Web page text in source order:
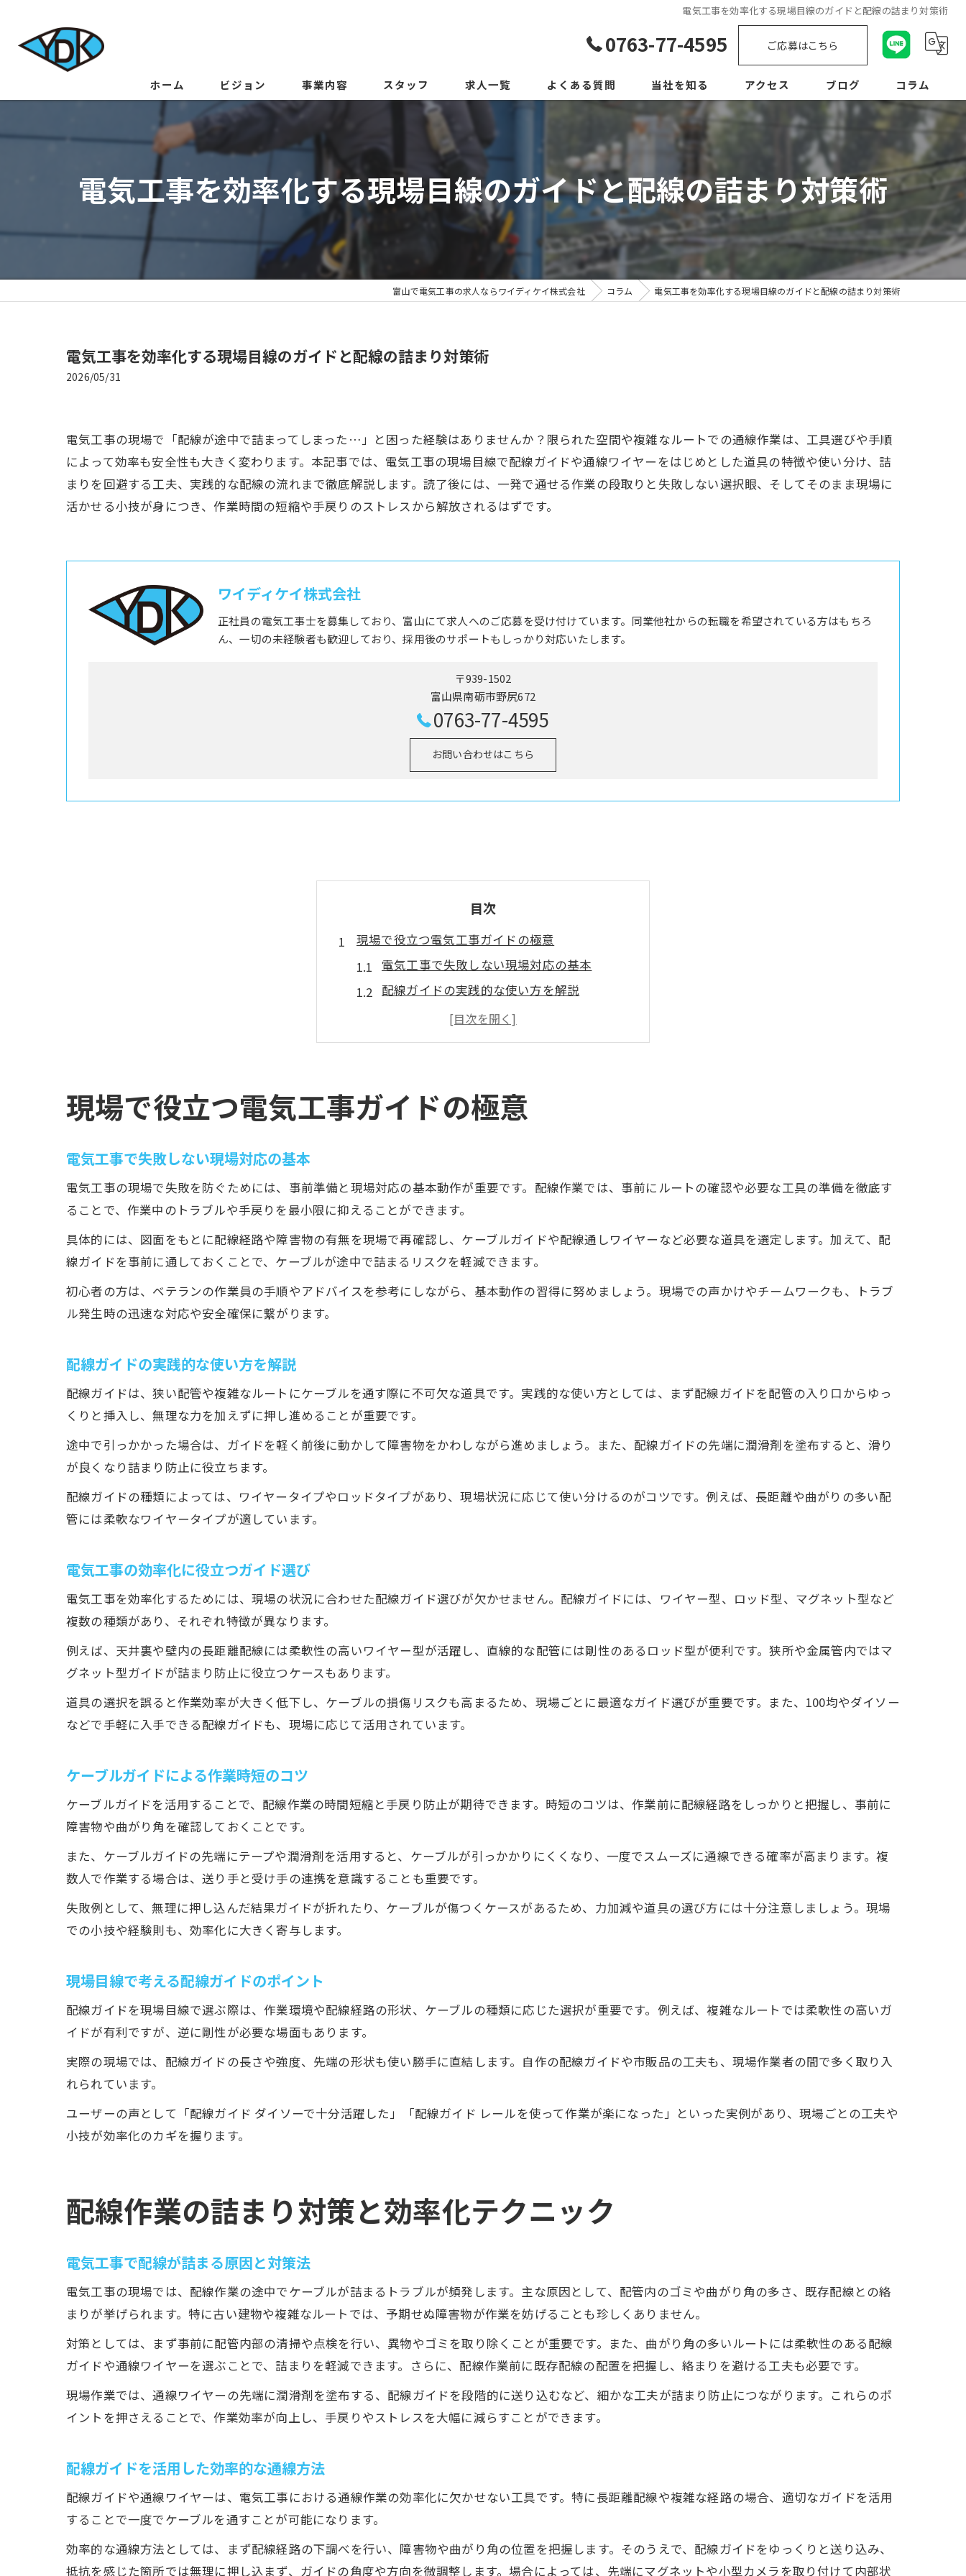
電気工事を効率化する現場目線のガイドと配線の詰まり対策術
0763-77-4595 ご応募はこちら
ホーム ビジョン 事業内容 スタッフ 求人一覧 よくある質問 当社を知る
未経験
転職
正社員
アクセス ブログ コラム
電気工事を効率化する現場目線のガイドと配線の詰まり対策術
富山で電気工事の求人ならワイディケイ株式会社 コラム 電気工事を効率化する現場目線のガイドと配線の詰まり対策術
電気工事を効率化する現場目線のガイドと配線の詰まり対策術
2026/05/31
電気工事の現場で「配線が途中で詰まってしまった…」と困った経験はありませんか？限られた空間や複雑なルートでの通線作業は、工具選びや手順
によって効率も安全性も大きく変わります。本記事では、電気工事の現場目線で配線ガイドや通線ワイヤーをはじめとした道具の特徴や使い分け、詰
まりを回避する工夫、実践的な配線の流れまで徹底解説します。読了後には、一発で通せる作業の段取りと失敗しない選択眼、そしてそのまま現場に
活かせる小技が身につき、作業時間の短縮や手戻りのストレスから解放されるはずです。
ワイディケイ株式会社
正社員の電気工事士を募集しており、富山にて求人へのご応募を受け付けています。同業他社からの転職を希望されている方はもちろ
ん、一切の未経験者も歓迎しており、採用後のサポートもしっかり対応いたします。
〒939-1502
富山県南砺市野尻672
0763-77-4595
お問い合わせはこちら
目次
現場で役立つ電気工事ガイドの極意
電気工事で失敗しない現場対応の基本
配線ガイドの実践的な使い方を解説
電気工事の効率化に役立つガイド選び
ケーブルガイドによる作業時短のコツ
配線作業の詰まり対策と効率化テクニック
電気工事で配線が詰まる原因と対策法
ケーブルガイドで作業効率を最大化する
配線通しで詰まった時の電気工事の対応策
電気工事における配線ガイド選びのコツ
電気工事の配線ガイド選定ポイント解説
配線ガイドで作業効率を上げる選び方
通しやすさを実現する配線技法とは
電気工事で配線通しを成功させる技法
配線ガイドを使ったスムーズな通線手順
配線通し時のポイントと注意点を解説
配線ガイド活用の段取り設計術を学ぶ
配線ガイド選びと事前確認のコツを解説
現場で失敗しない配線段取りの実践例
電気工事現場での小技と注意点のまとめ
電気工事現場で役立つ配線ガイド小技集
配線ガイドを使ったミス防止のヒント
現場で役立つ電気工事ガイドの極意
電気工事で失敗しない現場対応の基本
電気工事の現場で失敗を防ぐためには、事前準備と現場対応の基本動作が重要です。配線作業では、事前にルートの確認や必要な工具の準備を徹底す
ることで、作業中のトラブルや手戻りを最小限に抑えることができます。
具体的には、図面をもとに配線経路や障害物の有無を現場で再確認し、ケーブルガイドや配線通しワイヤーなど必要な道具を選定します。加えて、配
線ガイドを事前に通しておくことで、ケーブルが途中で詰まるリスクを軽減できます。
初心者の方は、ベテランの作業員の手順やアドバイスを参考にしながら、基本動作の習得に努めましょう。現場での声かけやチームワークも、トラブ
ル発生時の迅速な対応や安全確保に繋がります。
配線ガイドの実践的な使い方を解説
配線ガイドは、狭い配管や複雑なルートにケーブルを通す際に不可欠な道具です。実践的な使い方としては、まず配線ガイドを配管の入り口からゆっ
くりと挿入し、無理な力を加えずに押し進めることが重要です。
途中で引っかかった場合は、ガイドを軽く前後に動かして障害物をかわしながら進めましょう。また、配線ガイドの先端に潤滑剤を塗布すると、滑り
が良くなり詰まり防止に役立ちます。
配線ガイドの種類によっては、ワイヤータイプやロッドタイプがあり、現場状況に応じて使い分けるのがコツです。例えば、長距離や曲がりの多い配
管には柔軟なワイヤータイプが適しています。
電気工事の効率化に役立つガイド選び
電気工事を効率化するためには、現場の状況に合わせた配線ガイド選びが欠かせません。配線ガイドには、ワイヤー型、ロッド型、マグネット型など
複数の種類があり、それぞれ特徴が異なります。
例えば、天井裏や壁内の長距離配線には柔軟性の高いワイヤー型が活躍し、直線的な配管には剛性のあるロッド型が便利です。狭所や金属管内ではマ
グネット型ガイドが詰まり防止に役立つケースもあります。
道具の選択を誤ると作業効率が大きく低下し、ケーブルの損傷リスクも高まるため、現場ごとに最適なガイド選びが重要です。また、100均やダイソー
などで手軽に入手できる配線ガイドも、現場に応じて活用されています。
ケーブルガイドによる作業時短のコツ
ケーブルガイドを活用することで、配線作業の時間短縮と手戻り防止が期待できます。時短のコツは、作業前に配線経路をしっかりと把握し、事前に
障害物や曲がり角を確認しておくことです。
また、ケーブルガイドの先端にテープや潤滑剤を活用すると、ケーブルが引っかかりにくくなり、一度でスムーズに通線できる確率が高まります。複
数人で作業する場合は、送り手と受け手の連携を意識することも重要です。
失敗例として、無理に押し込んだ結果ガイドが折れたり、ケーブルが傷つくケースがあるため、力加減や道具の選び方には十分注意しましょう。現場
での小技や経験則も、効率化に大きく寄与します。
現場目線で考える配線ガイドのポイント
配線ガイドを現場目線で選ぶ際は、作業環境や配線経路の形状、ケーブルの種類に応じた選択が重要です。例えば、複雑なルートでは柔軟性の高いガ
イドが有利ですが、逆に剛性が必要な場面もあります。
実際の現場では、配線ガイドの長さや強度、先端の形状も使い勝手に直結します。自作の配線ガイドや市販品の工夫も、現場作業者の間で多く取り入
れられています。
ユーザーの声として「配線ガイド ダイソーで十分活躍した」「配線ガイド レールを使って作業が楽になった」といった実例があり、現場ごとの工夫や
小技が効率化のカギを握ります。
配線作業の詰まり対策と効率化テクニック
電気工事で配線が詰まる原因と対策法
電気工事の現場では、配線作業の途中でケーブルが詰まるトラブルが頻発します。主な原因として、配管内のゴミや曲がり角の多さ、既存配線との絡
まりが挙げられます。特に古い建物や複雑なルートでは、予期せぬ障害物が作業を妨げることも珍しくありません。
対策としては、まず事前に配管内部の清掃や点検を行い、異物やゴミを取り除くことが重要です。また、曲がり角の多いルートには柔軟性のある配線
ガイドや通線ワイヤーを選ぶことで、詰まりを軽減できます。さらに、配線作業前に既存配線の配置を把握し、絡まりを避ける工夫も必要です。
現場作業では、通線ワイヤーの先端に潤滑剤を塗布する、配線ガイドを段階的に送り込むなど、細かな工夫が詰まり防止につながります。これらのポ
イントを押さえることで、作業効率が向上し、手戻りやストレスを大幅に減らすことができます。
配線ガイドを活用した効率的な通線方法
配線ガイドや通線ワイヤーは、電気工事における通線作業の効率化に欠かせない工具です。特に長距離配線や複雑な経路の場合、適切なガイドを活用
することで一度でケーブルを通すことが可能になります。
効率的な通線方法としては、まず配線経路の下調べを行い、障害物や曲がり角の位置を把握します。そのうえで、配線ガイドをゆっくりと送り込み、
抵抗を感じた箇所では無理に押し込まず、ガイドの角度や方向を微調整します。場合によっては、先端にマグネットや小型カメラを取り付けて内部状
お問い合わせはこちら
お問い合わせはこちら